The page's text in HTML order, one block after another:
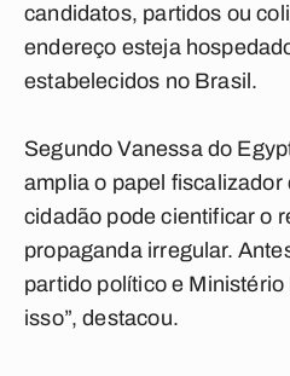
candidatos, partidos ou
endereço esteja
estabelecidos no Brasil.
Segundo Vanessa do
amplia o papel fiscalizador
cidadão pode cientificar o
propaganda irregular.
partido político e
isso”, destacou.